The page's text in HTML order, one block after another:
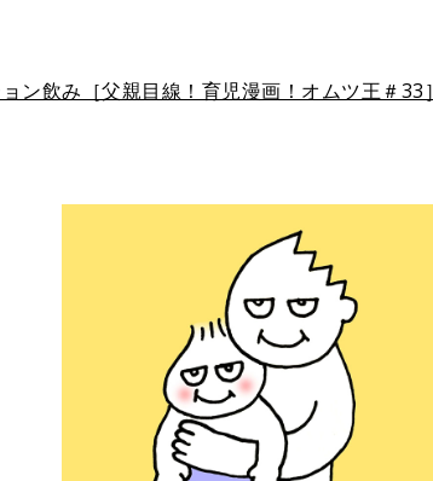
ン飲み［父親目線！育児漫画！オムツ王＃33］